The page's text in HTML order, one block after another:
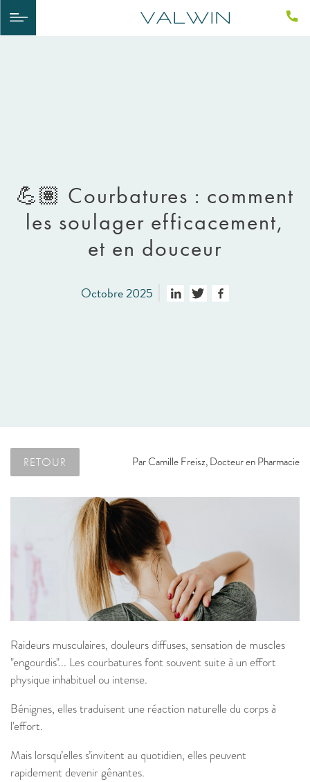
💪🏽​ Courbatures : comment
les soulager efficacement,
et en douceur
Octobre 2025
RETOUR ParCamille Freisz, Docteur en Pharmacie
Raideurs musculaires, douleurs diffuses, sensation de muscles
"engourdis"... Les courbatures font souvent suite à un effort
physique inhabituel ou intense.
Bénignes, elles traduisent une réaction naturelle du corps à
l'effort.
Mais lorsqu’elles s’invitent au quotidien, elles peuvent
rapidement devenir gênantes.